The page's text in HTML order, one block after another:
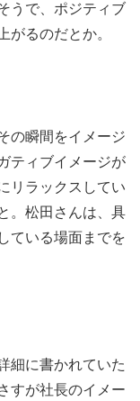
うで、ポジティブ
がるのだとか。
の瞬間をイメージ
ティブイメージが
リラックスしてい
。松田さんは、具
ている場面までを
細に書かれていた
すが社長のイメー